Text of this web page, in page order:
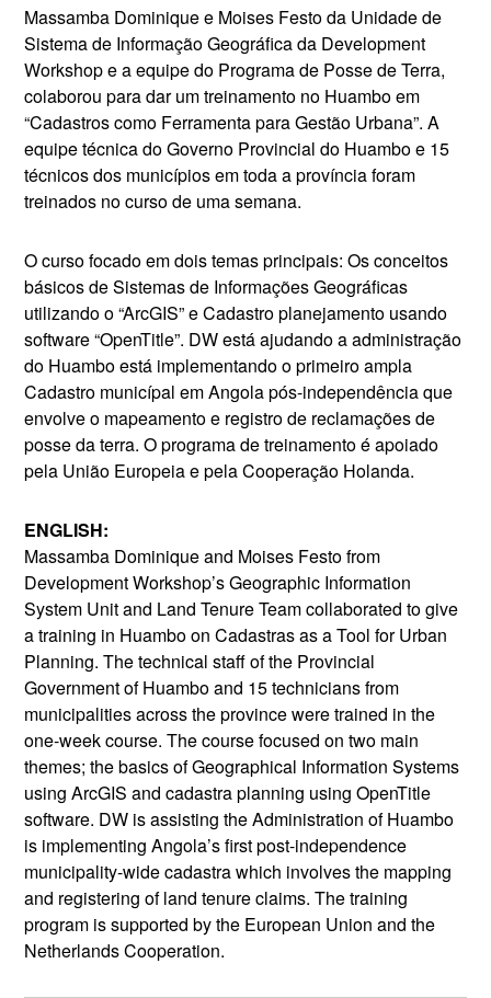
Massamba Dominique e Moises Festo da Unidade de
Sistema de Informação Geográfica da Development
Workshop e a equipe do Programa de Posse de Terra,
colaborou para dar um treinamento no Huambo em
“Cadastros como Ferramenta para Gestão Urbana”. A
equipe técnica do Governo Provincial do Huambo e 15
técnicos dos municípios em toda a província foram
treinados no curso de uma semana.
O curso focado em dois temas principais: Os conceitos
básicos de Sistemas de Informações Geográficas
utilizando o “ArcGIS” e Cadastro planejamento usando
software “OpenTitle”. DW está ajudando a administração
do Huambo está implementando o primeiro ampla
Cadastro municípal em Angola pós-independência que
envolve o mapeamento e registro de reclamações de
posse da terra. O programa de treinamento é apoiado
pela União Europeia e pela Cooperação Holanda.
ENGLISH:
Massamba Dominique and Moises Festo from
Development Workshop’s Geographic Information
System Unit and Land Tenure Team collaborated to give
a training in Huambo on Cadastras as a Tool for Urban
Planning. The technical staff of the Provincial
Government of Huambo and 15 technicians from
municipalities across the province were trained in the
one-week course. The course focused on two main
themes; the basics of Geographical Information Systems
using ArcGIS and cadastra planning using OpenTitle
software. DW is assisting the Administration of Huambo
is implementing Angola’s first post-independence
municipality-wide cadastra which involves the mapping
and registering of land tenure claims. The training
program is supported by the European Union and the
Netherlands Cooperation.